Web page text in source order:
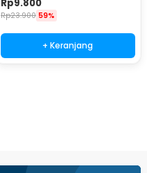
Rp9.800
Rp23.900 59%
+ Keranjang